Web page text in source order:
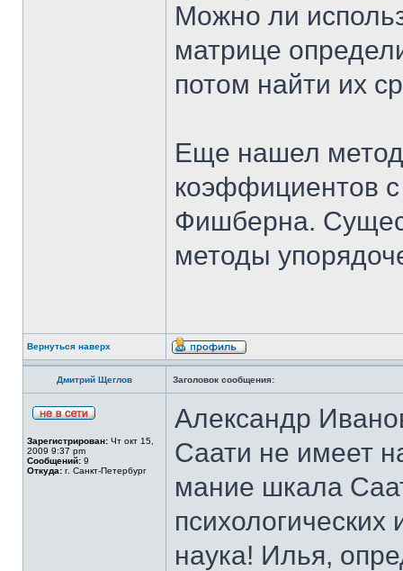
Можно ли
матрице
потом найти их
Еще нашел
коэффициентов
Фишберна.
методы
Вернуться наверх
Дмитрий Щеглов Заголовок сообщения:
Зарегистрирован: Чт окт 15,
2009 9:37 pm
Сообщений: 9
Откуда: г. Санкт-Петербург
Александр
Саати не имеет
мание шкала
наука! Илья,